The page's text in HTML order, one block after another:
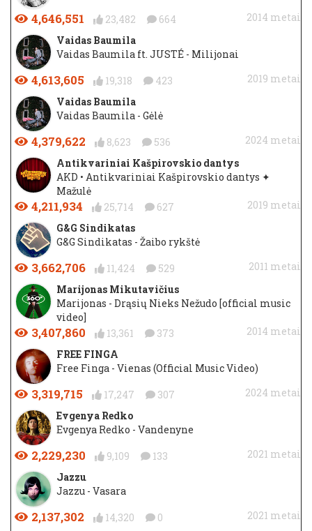
4,646,551 23,482 664
2014 metai
Vaidas Baumila
Vaidas Baumila ft. JUSTÉ - Milijonai
4,613,605 19,318 423
2019 metai
Vaidas Baumila
Vaidas Baumila - Gėlė
4,379,622 8,623 536
2024 metai
Antikvariniai Kašpirovskio dantys
AKD • Antikvariniai Kašpirovskio dantys ✦
Mažulė
4,211,934 25,714 627
2019 metai
G&G Sindikatas
G&G Sindikatas - Žaibo rykštė
3,662,706 11,424 529
2011 metai
Marijonas Mikutavičius
Marijonas - Drąsių Nieks Nežudo [official music
video]
3,407,860 13,361 373
2014 metai
FREE FINGA
Free Finga - Vienas (Official Music Video)
3,319,715 17,247 307
2024 metai
Evgenya Redko
Evgenya Redko - Vandenyne
2,229,230 9,109 133
2021 metai
Jazzu
Jazzu - Vasara
2,137,302 14,320 0
2021 metai